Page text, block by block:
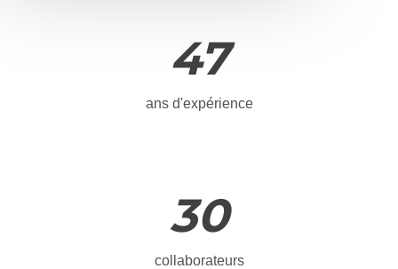
47
ans d'expérience
30
collaborateurs